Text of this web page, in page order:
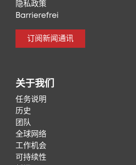
隐私政策
Barrierefrei
订阅新闻通讯
关于我们
任务说明
历史
团队
全球网络
工作机会
可持续性